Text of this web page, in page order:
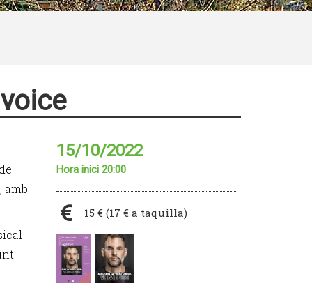
amb
15/10/2022
Hora inici 20:00
15 € (17 € a taquilla)